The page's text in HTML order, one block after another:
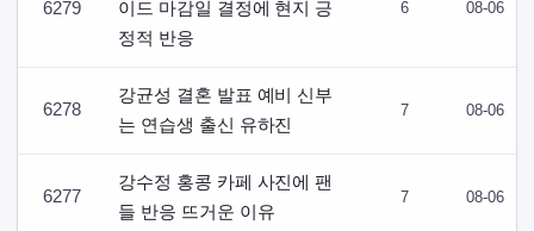
6279
이드 마감일 결정에 현지 긍
정적 반응
6 08-06
6278
강균성 결혼 발표 예비 신부
는 연습생 출신 유하진
7 08-06
6277
강수정 홍콩 카페 사진에 팬
들 반응 뜨거운 이유
7 08-06